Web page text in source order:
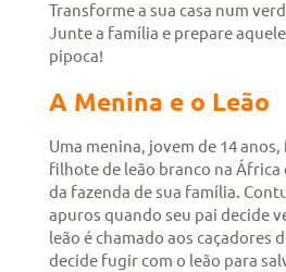
Transforme a sua casa num
Junte a família e prepare
pipoca!
A Menina e o Leão
Uma menina, jovem de 14
filhote de leão branco na África
da fazenda de sua família.
apuros quando seu pai decide
leão é chamado aos caçadores
decide fugir com o leão para